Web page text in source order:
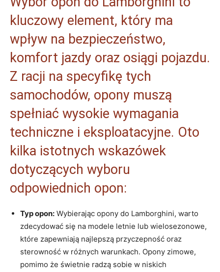
kluczowy element, który ma
wpływ na bezpieczeństwo,
komfort jazdy oraz osiągi pojazdu.
Z racji na specyfikę tych
samochodów, opony muszą
spełniać wysokie wymagania
techniczne i eksploatacyjne. Oto
kilka istotnych wskazówek
dotyczących wyboru
odpowiednich opon:
Typ opon: Wybierając opony do Lamborghini, warto
zdecydować się na modele letnie lub wielosezonowe,
które zapewniają najlepszą przyczepność oraz
sterowność w różnych warunkach. Opony zimowe,
pomimo że świetnie radzą sobie w niskich